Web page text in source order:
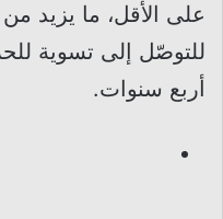
على الأقل، ما يزيد من
للتوصّل إلى تسوية
أربع سنوات.